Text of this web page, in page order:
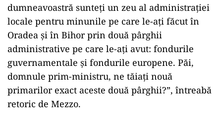
dumneavoastră sunteți un zeu al administrației
locale pentru minunile pe care le-ați făcut în
Oradea și în Bihor prin două pârghii
administrative pe care le-ați avut: fondurile
guvernamentale și fondurile europene. Păi,
domnule prim-ministru, ne tăiați nouă
primarilor exact aceste două pârghii?”, întreabă
retoric de Mezzo.